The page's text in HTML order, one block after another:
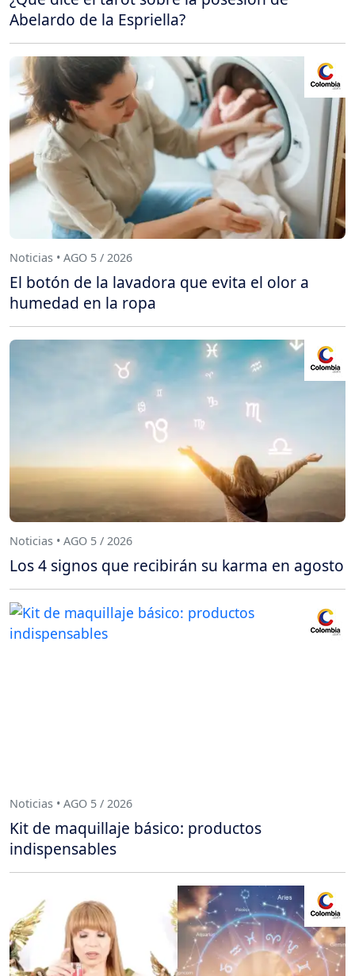
Abelardo de la Espriella?
Noticias • AGO 5 / 2026
El botón de la lavadora que evita el olor a
humedad en la ropa
Noticias • AGO 5 / 2026
Los 4 signos que recibirán su karma en agosto
Noticias • AGO 5 / 2026
Kit de maquillaje básico: productos
indispensables